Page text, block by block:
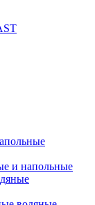
и напольные